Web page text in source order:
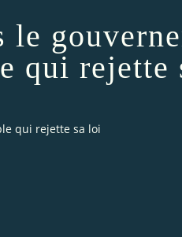
le
qui rejette
qui rejette sa loi